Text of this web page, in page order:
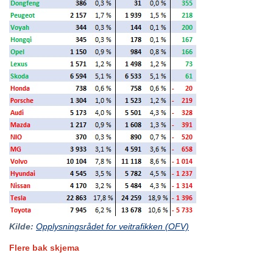
Kilde: Opplysningsrådet for veitrafikken (OFV)
Flere bak skjema